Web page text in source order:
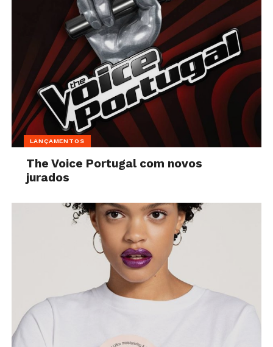
LANÇAMENTOS
The Voice Portugal com novos
jurados